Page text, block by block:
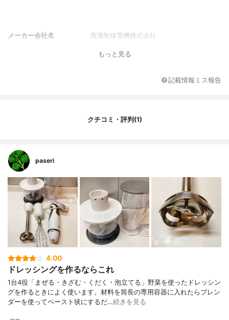
メーカー会社名 廣瀬無線電機株式会社
もっと見る
記載情報ミス報告
クチコミ・評判(1)
paseri
4.00
ドレッシングを作るならこれ
1台4役「まぜる・きざむ・くだく・泡立てる」野菜を使ったドレッシン
グを作るときによく使います。材料を筒長の専用容器に入れたらブレン
ダーを使ってペースト状にするだ…続きを見る